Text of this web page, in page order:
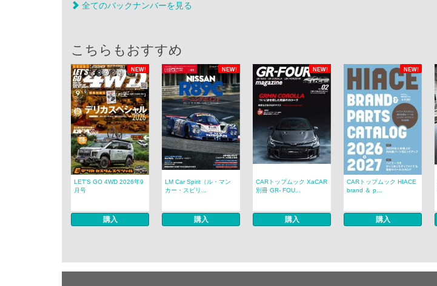
全てのバックナンバーを見る
こちらもおすすめ
NEW! NEW! NEW! NEW!
LET’S GO 4WD 2026年9
月号
購入
LM Car Spirit（ル・マン
カー・スピリ...
購入
CARトップムック XaCAR
別冊 GR- FOU...
購入
CARトップムック HIACE
brand ＆ p...
購入